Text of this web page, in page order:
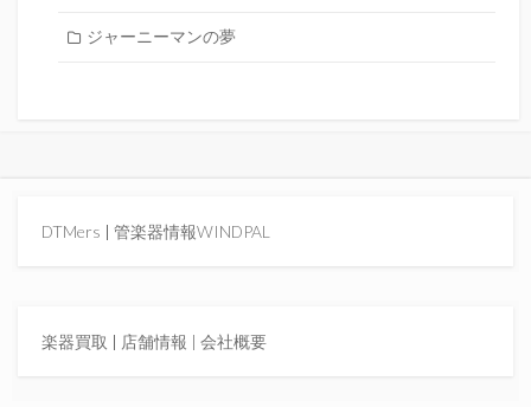
ジャーニーマンの夢
DTMers | 管楽器情報WINDPAL
楽器買取 | 店舗情報 | 会社概要